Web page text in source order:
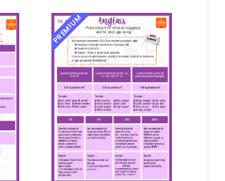
PREMIUM